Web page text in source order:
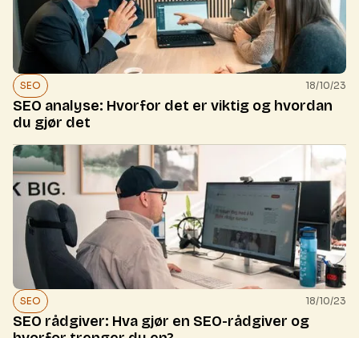
SEO 18/10/23
SEO analyse: Hvorfor det er viktig og hvordan
du gjør det
SEO 18/10/23
SEO rådgiver: Hva gjør en SEO-rådgiver og